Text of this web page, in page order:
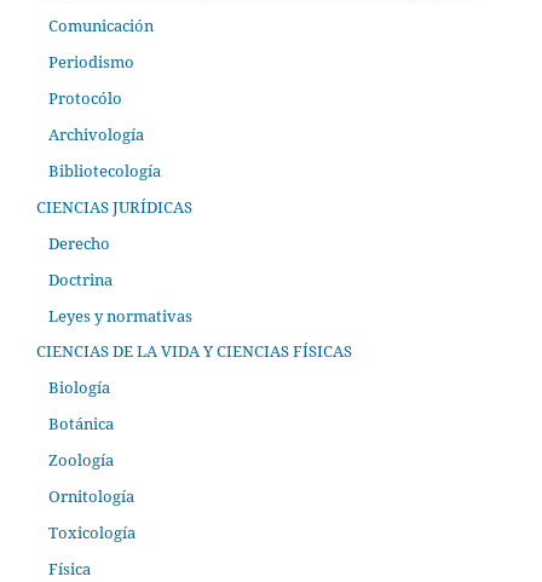
Comunicación
Periodismo
Protocólo
Archivología
Bibliotecología
CIENCIAS JURÍDICAS
Derecho
Doctrina
Leyes y normativas
CIENCIAS DE LA VIDA Y CIENCIAS FÍSICAS
Biología
Botánica
Zoología
Ornitología
Toxicología
Física